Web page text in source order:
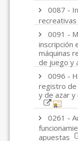
0087 -
recreativas
0091 -
inscripción
máquinas
de juego y
0096 -
registro de
y de azar
0261 -
apuestas